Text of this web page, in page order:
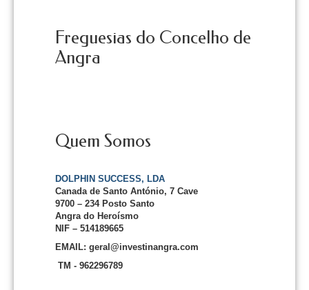
Freguesias do Concelho de
Angra
Quem Somos
DOLPHIN SUCCESS, LDA
Canada de Santo António, 7 Cave
9700 – 234 Posto Santo
Angra do Heroísmo
NIF – 514189665
EMAIL: geral@investinangra.com
TM - 962296789